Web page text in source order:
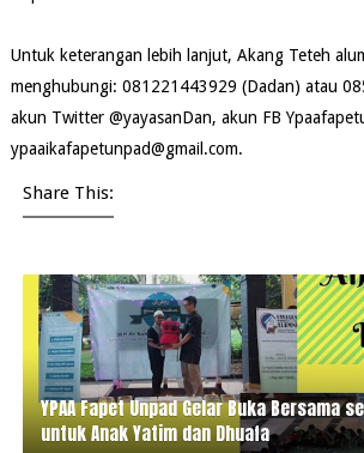
Untuk keterangan lebih lanjut, Akang Teteh
menghubungi: 081221443929 (Dadan) atau
akun Twitter @yayasanDan, akun FB
ypaaikafapetunpad@gmail.com.
Share This:
YPAA Fapet Unpad Gelar Buka Bersama
untuk Anak Yatim dan Dhuafa